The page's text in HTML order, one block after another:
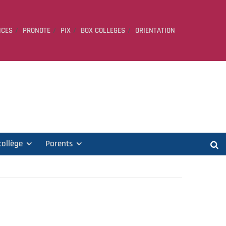
PRONOTE PIX BOX COLLEGES ORIENTATION
Parents